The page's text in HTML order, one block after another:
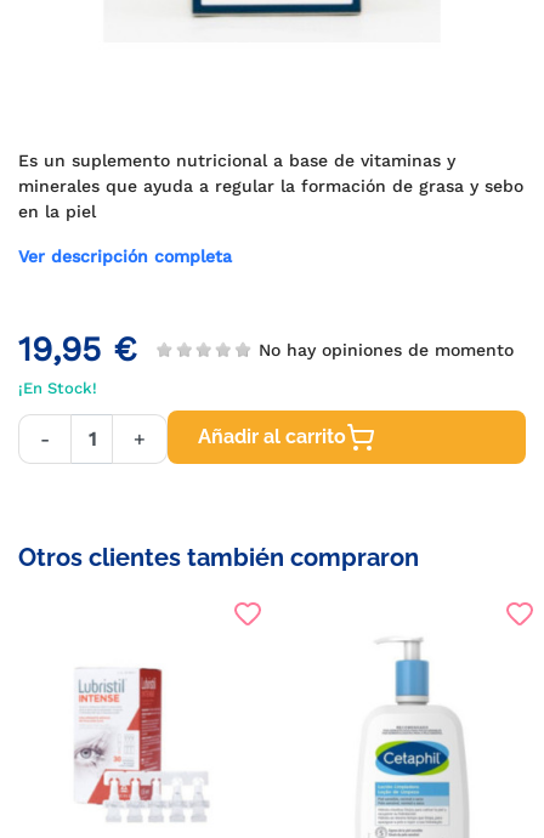
Es un suplemento nutricional a base de vitaminas y
minerales que ayuda a regular la formación de grasa y sebo
en la piel
Ver descripción completa
19,95 € No hay opiniones de momento
¡En Stock!
- + Añadir al carrito
Otros clientes también compraron